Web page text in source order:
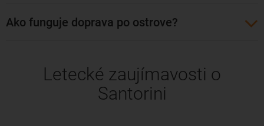
Ako funguje doprava po ostrove?
Letecké zaujímavosti o
Santorini